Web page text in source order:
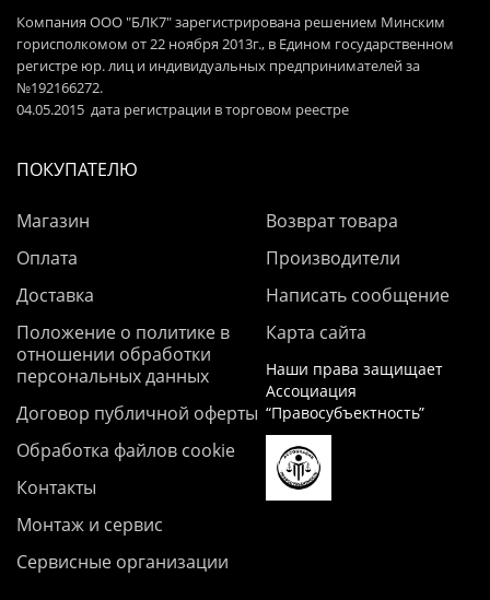
Компания ООО "БЛК7" зарегистрирована решением Минским
горисполкомом от 22 ноября 2013г., в Едином государственном
регистре юр. лиц и индивидуальных предпринимателей за
№192166272.
04.05.2015 дата регистрации в торговом реестре
ПОКУПАТЕЛЮ
Магазин
Оплата
Доставка
Положение о политике в
отношении обработки
персональных данных
Договор публичной оферты
Обработка файлов cookie
Контакты
Монтаж и сервис
Сервисные организации
Возврат товара
Производители
Написать сообщение
Карта сайта
Наши права защищает
Ассоциация
“Правосубъектность”